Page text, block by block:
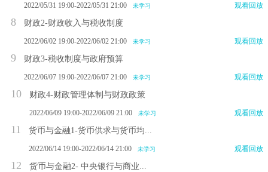
2022/05/31 19:00-2022/05/31 21:00 未学习 观看回放
8 财政2-财政收入与税收制度
2022/06/02 19:00-2022/06/02 21:00 未学习 观看回放
9 财政3-税收制度与政府预算
2022/06/07 19:00-2022/06/07 21:00 未学习 观看回放
10 财政4-财政管理体制与财政政策
2022/06/09 19:00-2022/06/09 21:00 未学习 观看回放
11 货币与金融1-货币供求与货币均...
2022/06/14 19:00-2022/06/14 21:00 未学习 观看回放
12 货币与金融2- 中央银行与商业...